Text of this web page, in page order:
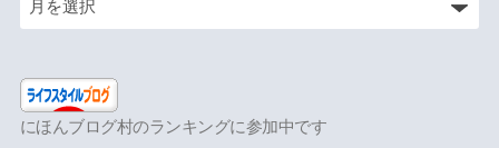
にほんブログ村のランキングに参加中です